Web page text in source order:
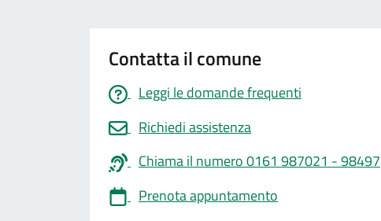
Contatta il comune
Leggi le domande frequenti
Richiedi assistenza
Chiama il numero 0161 987021 - 98497
Prenota appuntamento